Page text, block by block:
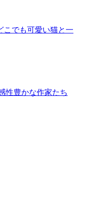
こでも可愛い猫と一
性豊かな作家たち